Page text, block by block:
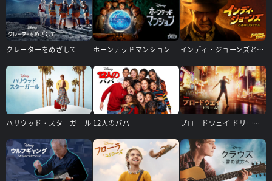
クレーターをめざして ホーンテッドマンション インディ・ジョーンズと運命のダイヤル
ハリウッド・スターガール 12人のパパ ブロードウェイ ドリーム！